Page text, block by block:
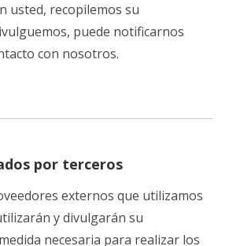
usted, recopilemos su
puede notificarnos
con nosotros.
por terceros
externos que utilizamos
y divulgarán su
necesaria para realizar los